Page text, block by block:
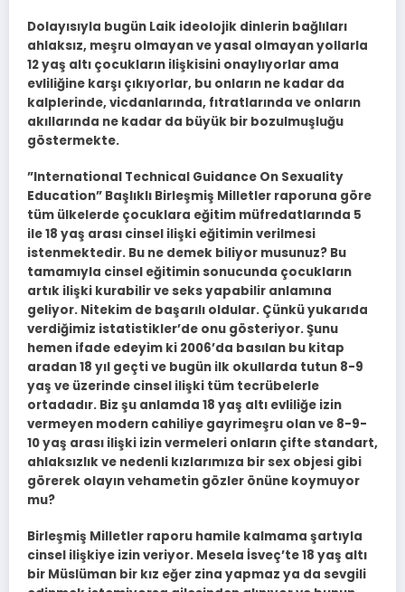
Dolayısıyla bugün Laik ideolojik dinlerin bağlıları
ahlaksız, meşru olmayan ve yasal olmayan yollarla
12 yaş altı çocukların ilişkisini onaylıyorlar ama
evliliğine karşı çıkıyorlar, bu onların ne kadar da
kalplerinde, vicdanlarında, fıtratlarında ve onların
akıllarında ne kadar da büyük bir bozulmuşluğu
göstermekte.
”International Technical Guidance On Sexuality
Education” Başlıklı Birleşmiş Milletler raporuna göre
tüm ülkelerde çocuklara eğitim müfredatlarında 5
ile 18 yaş arası cinsel ilişki eğitimin verilmesi
istenmektedir. Bu ne demek biliyor musunuz? Bu
tamamıyla cinsel eğitimin sonucunda çocukların
artık ilişki kurabilir ve seks yapabilir anlamına
geliyor. Nitekim de başarılı oldular. Çünkü yukarıda
verdiğimiz istatistikler’de onu gösteriyor. Şunu
hemen ifade edeyim ki 2006’da basılan bu kitap
aradan 18 yıl geçti ve bugün ilk okullarda tutun 8-9
yaş ve üzerinde cinsel ilişki tüm tecrübelerle
ortadadır. Biz şu anlamda 18 yaş altı evliliğe izin
vermeyen modern cahiliye gayrimeşru olan ve 8-9-
10 yaş arası ilişki izin vermeleri onların çifte standart,
ahlaksızlık ve nedenli kızlarımıza bir sex objesi gibi
görerek olayın vehametin gözler önüne koymuyor
mu?
Birleşmiş Milletler raporu hamile kalmama şartıyla
cinsel ilişkiye izin veriyor. Mesela İsveç’te 18 yaş altı
bir Müslüman bir kız eğer zina yapmaz ya da sevgili